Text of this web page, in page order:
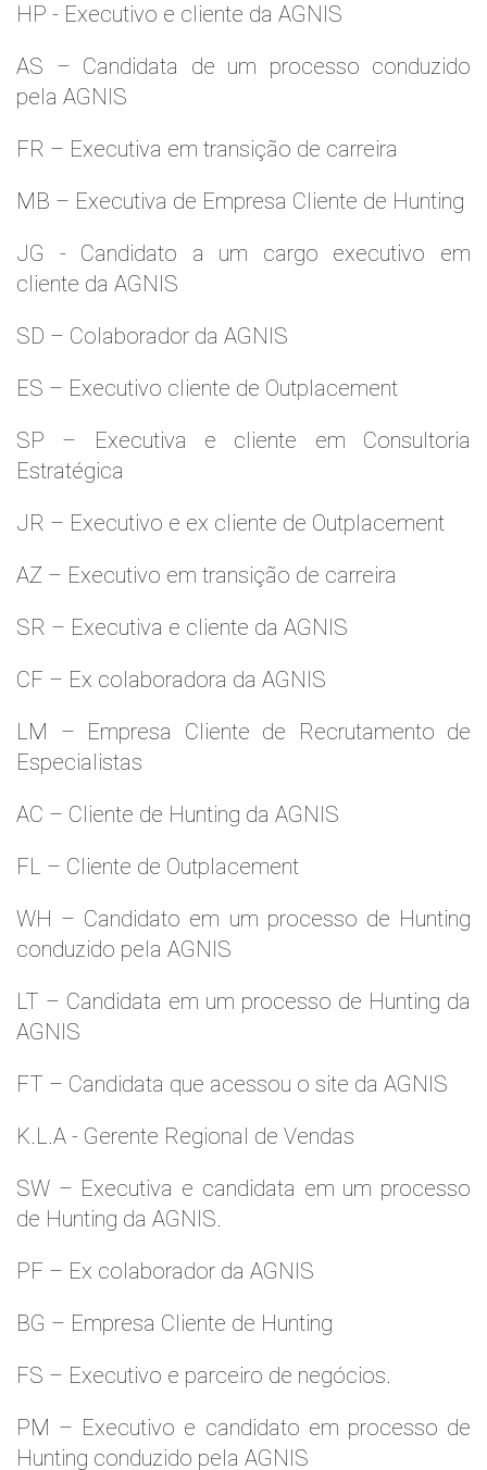
HP - Executivo e cliente da AGNIS
AS – Candidata de um processo conduzido
pela AGNIS
FR – Executiva em transição de carreira
MB – Executiva de Empresa Cliente de Hunting
JG - Candidato a um cargo executivo em
cliente da AGNIS
SD – Colaborador da AGNIS
ES – Executivo cliente de Outplacement
SP – Executiva e cliente em Consultoria
Estratégica
JR – Executivo e ex cliente de Outplacement
AZ – Executivo em transição de carreira
SR – Executiva e cliente da AGNIS
CF – Ex colaboradora da AGNIS
LM – Empresa Cliente de Recrutamento de
Especialistas
AC – Cliente de Hunting da AGNIS
FL – Cliente de Outplacement
WH – Candidato em um processo de Hunting
conduzido pela AGNIS
LT – Candidata em um processo de Hunting da
AGNIS
FT – Candidata que acessou o site da AGNIS
K.L.A - Gerente Regional de Vendas
SW – Executiva e candidata em um processo
de Hunting da AGNIS.
PF – Ex colaborador da AGNIS
BG – Empresa Cliente de Hunting
FS – Executivo e parceiro de negócios.
PM – Executivo e candidato em processo de
Hunting conduzido pela AGNIS